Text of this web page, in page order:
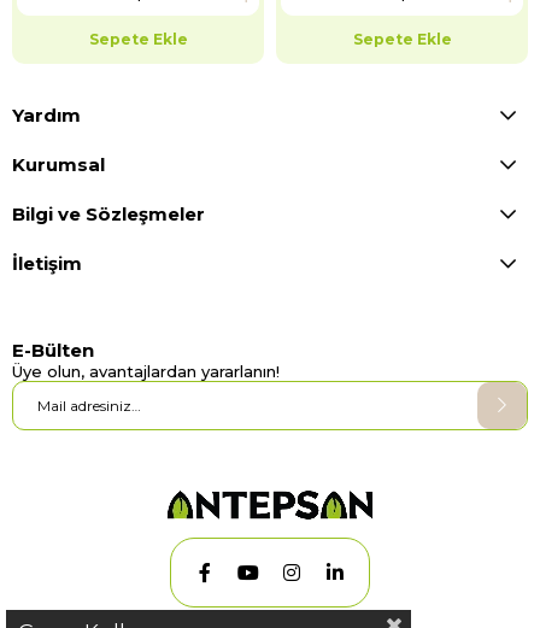
Sepete Ekle Sepete Ekle
Yardım
Kurumsal
Bilgi ve Sözleşmeler
İletişim
E-Bülten
Üye olun, avantajlardan yararlanın!